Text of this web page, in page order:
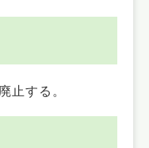
止する。